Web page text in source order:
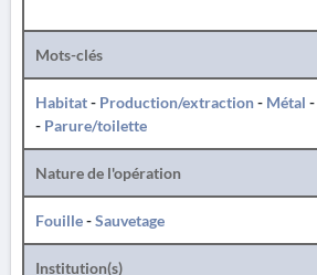
Mots-clés
Habitat- Production/extraction- Métal -
- Parure/toilette
Nature de l'opération
Fouille-Sauvetage
Institution(s)